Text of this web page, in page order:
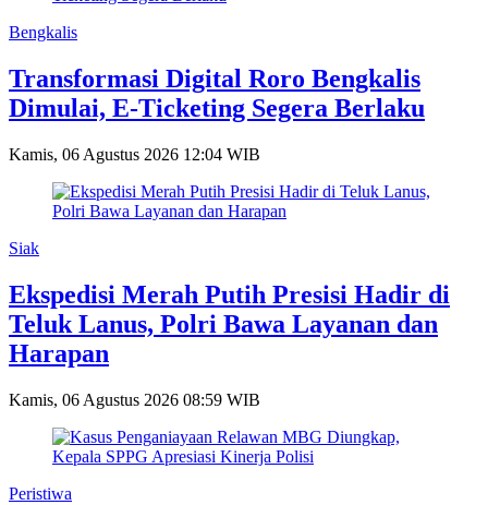
Bengkalis
Transformasi Digital Roro Bengkalis
Dimulai, E-Ticketing Segera Berlaku
Kamis, 06 Agustus 2026 12:04 WIB
Siak
Ekspedisi Merah Putih Presisi Hadir di
Teluk Lanus, Polri Bawa Layanan dan
Harapan
Kamis, 06 Agustus 2026 08:59 WIB
Peristiwa